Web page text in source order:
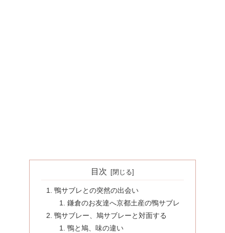
目次
鴨サブレとの突然の出会い
鎌倉のお友達へ京都土産の鴨サブレ
鴨サブレー、鳩サブレーと対面する
鴨と鳩、味の違い